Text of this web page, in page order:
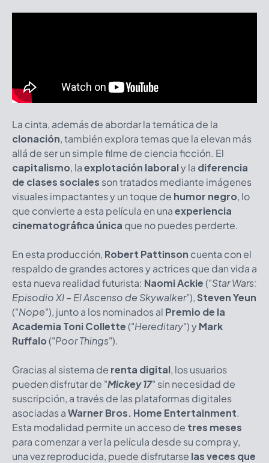
La cinta, además de abordar la temática de la
clonación, también explora temas que la elevan más
allá de ser un simple filme de ciencia ficción. El
capitalismo, laexplotación laboraly la diferencia
de clases sociales son tratados mediante imágenes
visuales impactantes y un toque de humor negro, lo
que convierte a esta película en unaexperiencia
cinematográfica única que no puedes perderte.
En esta producción, Robert Pattinson cuenta con el
respaldo de grandes actores y actrices que dan vida a
esta nueva realidad futurista: Naomi Ackie("Star Wars:
Episodio XI – El Ascenso de Skywalker"), Steven Yeun
("Nope"), junto a los nominados al Premio de la
Academia Toni Collette("Hereditary") yMark
Ruffalo("Poor Things").
Gracias al sistema de renta digital, los usuarios
pueden disfrutar de "Mickey 17" sin necesidad de
suscripción, a través de las plataformas digitales
asociadas aWarner Bros. Home Entertainment.
Esta modalidad permite un acceso de tres meses
para comenzar a ver la película desde su compra y,
una vez reproducida, puede disfrutarse las veces que